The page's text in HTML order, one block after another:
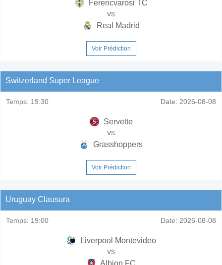
Ferencvarosi TC
vs
Real Madrid
Voir Prédiction
Switzerland Super League
Temps: 19:30 Date: 2026-08-08
Servette
vs
Grasshoppers
Voir Prédiction
Uruguay Clausura
Temps: 19:00 Date: 2026-08-08
Liverpool Montevideo
vs
Albion FC